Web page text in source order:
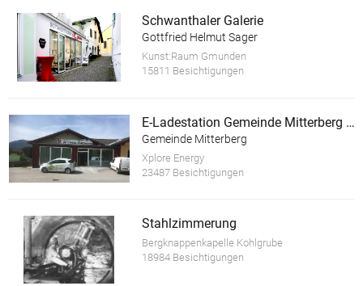
Schwanthaler Galerie
Gottfried Helmut Sager
Kunst:Raum Gmunden
15811 Besichtigungen
E-Ladestation Gemeinde Mitterberg St.Martin
Gemeinde Mitterberg
Xplore Energy
23487 Besichtigungen
Stahlzimmerung
Bergknappenkapelle Kohlgrube
18984 Besichtigungen